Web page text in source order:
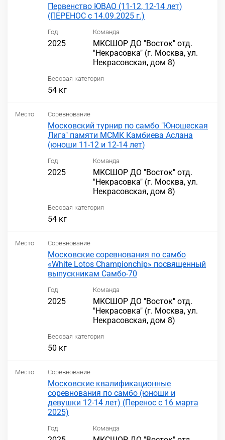
Первенство ЮВАО (11-12, 12-14 лет)
(ПЕРЕНОС с 14.09.2025 г.)
Год
2025
Команда
МКСШОР ДО "Восток" отд.
"Некрасовка" (г. Москва, ул.
Некрасовская, дом 8)
Весовая категория
54 кг
Место Соревнование
Московский турнир по самбо "Юношеская
Лига" памяти МСМК Камбиева Аслана
(юноши 11-12 и 12-14 лет)
Год
2025
Команда
МКСШОР ДО "Восток" отд.
"Некрасовка" (г. Москва, ул.
Некрасовская, дом 8)
Весовая категория
54 кг
Место Соревнование
Московские соревнования по самбо
«White Lotos Championchip» посвященный
выпускникам Самбо-70
Год
2025
Команда
МКСШОР ДО "Восток" отд.
"Некрасовка" (г. Москва, ул.
Некрасовская, дом 8)
Весовая категория
50 кг
Место Соревнование
Московские квалификационные
соревнования по самбо (юноши и
девушки 12-14 лет) (Перенос с 16 марта
2025)
Год Команда